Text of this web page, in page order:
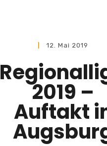
12. Mai 2019
2019 –
Auftakt